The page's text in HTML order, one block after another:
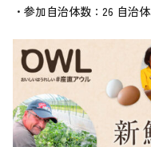
・参加自治体数：26 自治体